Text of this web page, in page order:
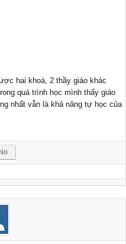
hai khoá, 2 thầy giáo khác
quá trình học mình thấy giáo
nhất vẫn là khả năng tự học của
No